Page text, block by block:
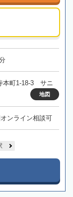
本町1-18-3 サニ
地図
ンライン相談可